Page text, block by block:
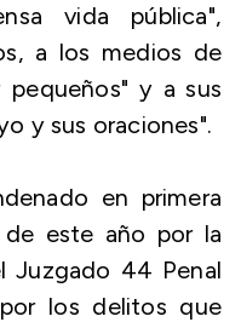
vida pública",
a los medios de
pequeños" y a sus
y sus oraciones".
en primera
este año por la
Juzgado 44 Penal
los delitos que